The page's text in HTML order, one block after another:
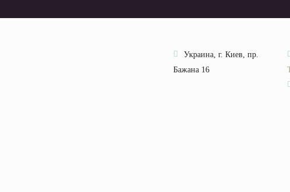
Украина, г. Киев, пр.
Бажана 16